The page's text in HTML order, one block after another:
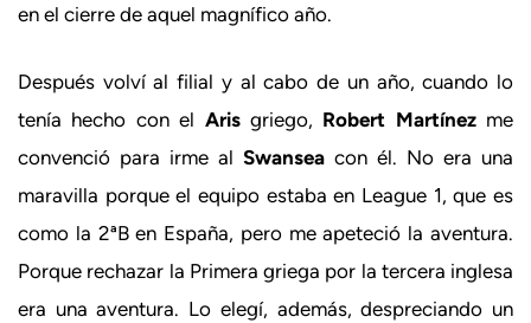
en el cierre de aquel magnífico año.
Después volví al filial y al cabo de un año, cuando lo
tenía hecho con el Arisgriego, Robert Martínezme
convenció para irme al Swansea con él. No era una
maravilla porque el equipo estaba en League 1, que es
como la 2ªB en España, pero me apeteció la aventura.
Porque rechazar la Primera griega por la tercera inglesa
era una aventura. Lo elegí, además, despreciando un